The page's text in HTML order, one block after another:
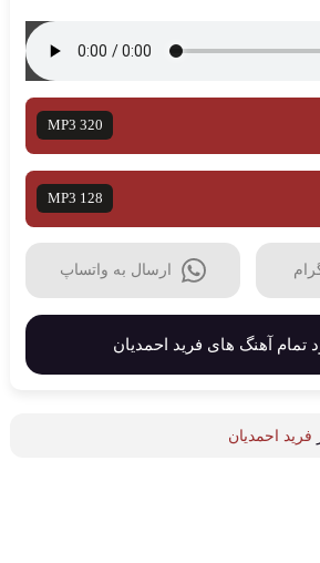
MP3 320
MP3 128
ارسال به واتساپ
تمام آهنگ های فرید احمدیان
فرید احمدیان